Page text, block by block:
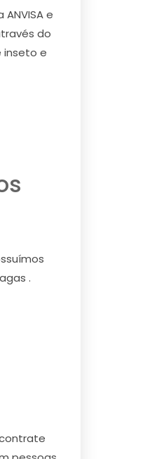
e
do
inseto e
.